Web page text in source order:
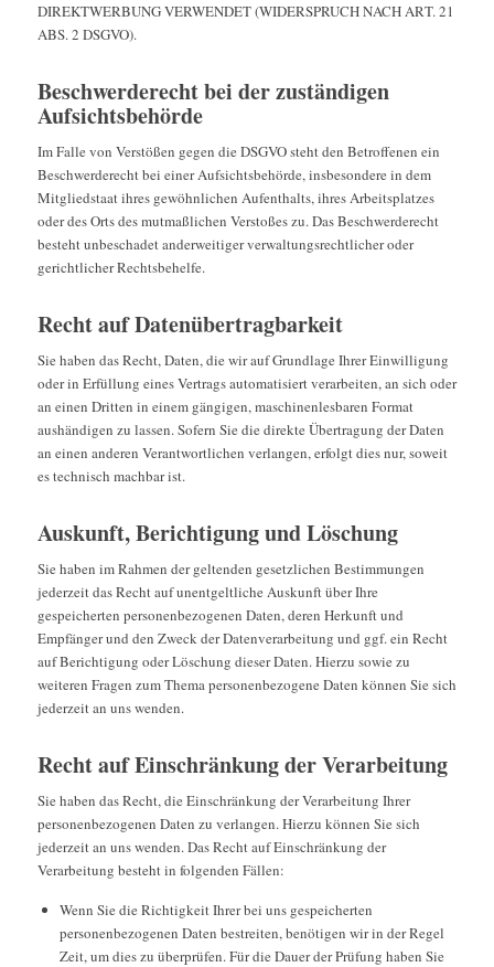
DIREKTWERBUNG VERWENDET (WIDERSPRUCH NACH ART. 21
ABS. 2 DSGVO).
Beschwerde­recht bei der zuständigen
Aufsichts­behörde
Im Falle von Verstößen gegen die DSGVO steht den Betroffenen ein
Beschwerderecht bei einer Aufsichtsbehörde, insbesondere in dem
Mitgliedstaat ihres gewöhnlichen Aufenthalts, ihres Arbeitsplatzes
oder des Orts des mutmaßlichen Verstoßes zu. Das Beschwerderecht
besteht unbeschadet anderweitiger verwaltungsrechtlicher oder
gerichtlicher Rechtsbehelfe.
Recht auf Daten­übertrag­barkeit
Sie haben das Recht, Daten, die wir auf Grundlage Ihrer Einwilligung
oder in Erfüllung eines Vertrags automatisiert verarbeiten, an sich oder
an einen Dritten in einem gängigen, maschinenlesbaren Format
aushändigen zu lassen. Sofern Sie die direkte Übertragung der Daten
an einen anderen Verantwortlichen verlangen, erfolgt dies nur, soweit
es technisch machbar ist.
Auskunft, Berichtigung und Löschung
Sie haben im Rahmen der geltenden gesetzlichen Bestimmungen
jederzeit das Recht auf unentgeltliche Auskunft über Ihre
gespeicherten personenbezogenen Daten, deren Herkunft und
Empfänger und den Zweck der Datenverarbeitung und ggf. ein Recht
auf Berichtigung oder Löschung dieser Daten. Hierzu sowie zu
weiteren Fragen zum Thema personenbezogene Daten können Sie sich
jederzeit an uns wenden.
Recht auf Einschränkung der Verarbeitung
Sie haben das Recht, die Einschränkung der Verarbeitung Ihrer
personenbezogenen Daten zu verlangen. Hierzu können Sie sich
jederzeit an uns wenden. Das Recht auf Einschränkung der
Verarbeitung besteht in folgenden Fällen:
Wenn Sie die Richtigkeit Ihrer bei uns gespeicherten
personenbezogenen Daten bestreiten, benötigen wir in der Regel
Zeit, um dies zu überprüfen. Für die Dauer der Prüfung haben Sie